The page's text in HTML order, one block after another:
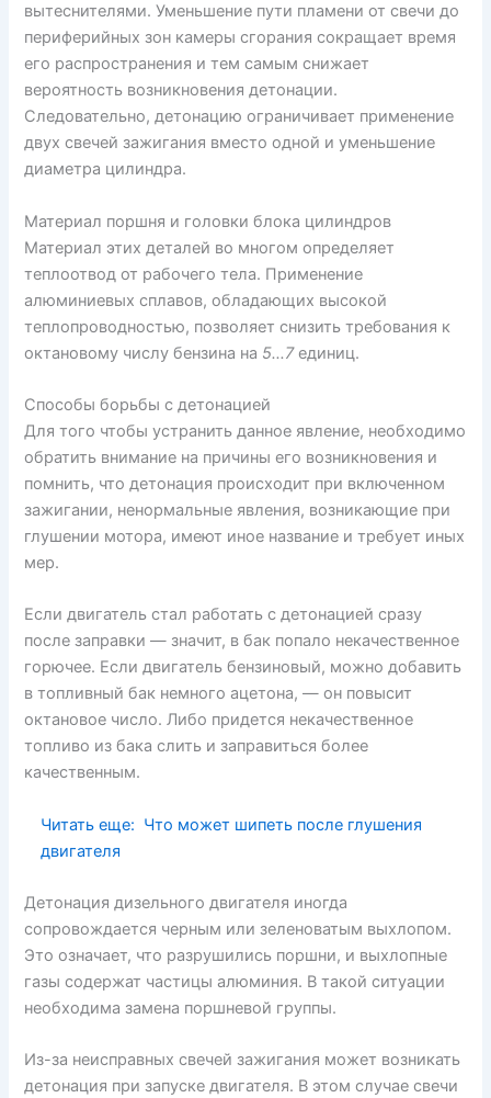
вытеснителями. Уменьшение пути пламени от свечи до
периферийных зон камеры сгорания сокращает время
его распространения и тем самым снижает
вероятность возникновения детонации.
Следовательно, детонацию ограничивает применение
двух свечей зажигания вместо одной и уменьшение
диаметра цилиндра.
Материал поршня и головки блока цилиндров
Материал этих деталей во многом определяет
теплоотвод от рабочего тела. Применение
алюминиевых сплавов, обладающих высокой
теплопроводностью, позволяет снизить требования к
октановому числу бензина на 5…7единиц.
Способы борьбы с детонацией
Для того чтобы устранить данное явление, необходимо
обратить внимание на причины его возникновения и
помнить, что детонация происходит при включенном
зажигании, ненормальные явления, возникающие при
глушении мотора, имеют иное название и требует иных
мер.
Если двигатель стал работать с детонацией сразу
после заправки — значит, в бак попало некачественное
горючее. Если двигатель бензиновый, можно добавить
в топливный бак немного ацетона, — он повысит
октановое число. Либо придется некачественное
топливо из бака слить и заправиться более
качественным.
Читать еще: Что может шипеть после глушения
двигателя
Детонация дизельного двигателя иногда
сопровождается черным или зеленоватым выхлопом.
Это означает, что разрушились поршни, и выхлопные
газы содержат частицы алюминия. В такой ситуации
необходима замена поршневой группы.
Из-за неисправных свечей зажигания может возникать
детонация при запуске двигателя. В этом случае свечи